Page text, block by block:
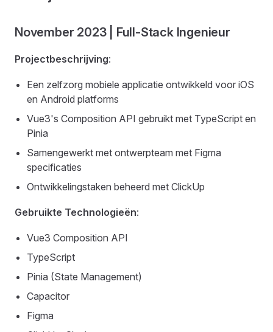
November 2023 | Full-Stack Ingenieur
Projectbeschrijving:
Een zelfzorg mobiele applicatie ontwikkeld voor iOS
en Android platforms
Vue3's Composition API gebruikt met TypeScript en
Pinia
Samengewerkt met ontwerpteam met Figma
specificaties
Ontwikkelingstaken beheerd met ClickUp
Gebruikte Technologieën:
Vue3 Composition API
TypeScript
Pinia (State Management)
Capacitor
Figma